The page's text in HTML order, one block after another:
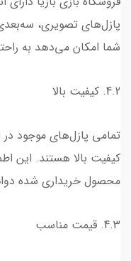
پازل‌های تصویری،
شما امکان می‌دهد به
4.2. کیفیت بالا
تمامی پازل‌های موجود در
کیفیت بالا هستند. این
محصول خریداری شده دوام
4.3. قیمت مناسب